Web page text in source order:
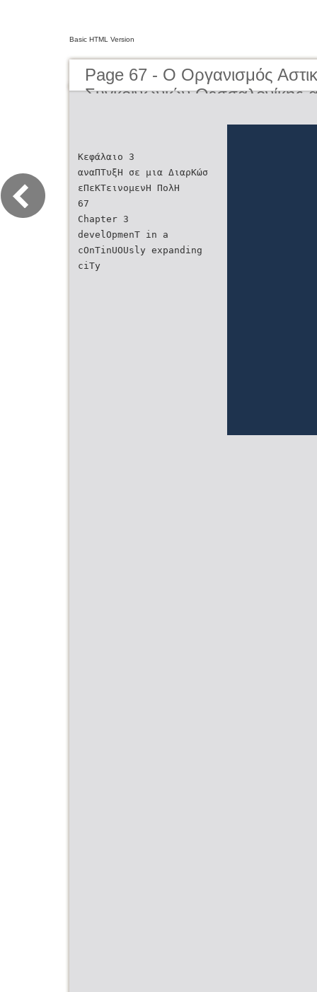
Basic HTML Version
Page 67 - O Οργανισμός
Συγκοινωνιών Θεσσαλονίκης
present day
Κεφάλαιο 3
αναΠΤυξΗ σε μια ΔιαρΚώσ
εΠεΚΤεινομενΗ ΠολΗ
67
Chapter 3
develOpmenT in a
cOnTinUOUsly expanding
ciTy